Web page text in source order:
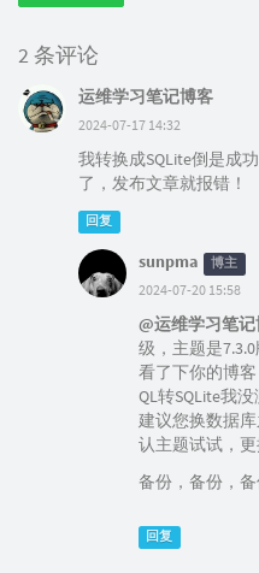
2 条评论
运维学习笔记博客
2024-07-17 14:32
我转换成SQLite倒是成
了，发布文章就报错！
回复
sunpma 博主
2024-07-20 15:58
@运维学习笔
级，主题是
看了下你的博
QL转SQLite我
建议您换数据
认主题试试，
备份，备份，
回复